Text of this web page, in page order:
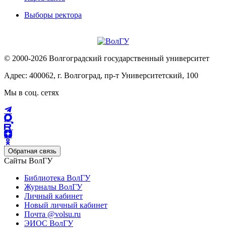
Выборы ректора
© 2000-2026 Волгоградский государственный университет
Адрес: 400062, г. Волгоград, пр-т Университетский, 100
Мы в соц. сетях
Обратная связь
Сайты ВолГУ
Библиотека ВолГУ
Журналы ВолГУ
Личный кабинет
Новый личный кабинет
Почта @volsu.ru
ЭИОС ВолГУ